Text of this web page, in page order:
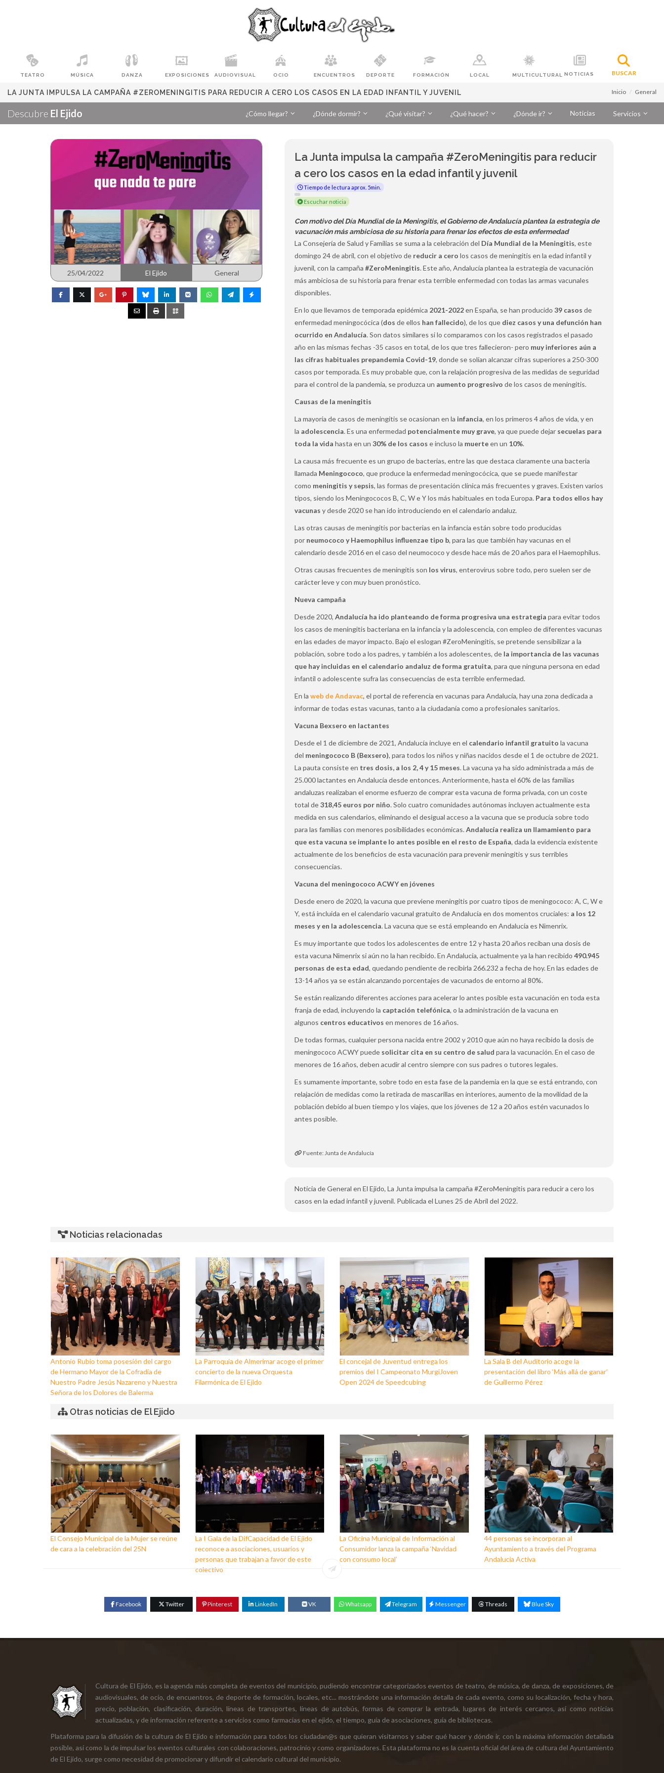
TEATRO MÚSICA DANZA EXPOSICIONES AUDIOVISUAL OCIO ENCUENTROS DEPORTE FORMACIÓN LOCAL MULTICULTURAL NOTICIAS BUSCAR
LA JUNTA IMPULSA LA CAMPAÑA #ZEROMENINGITIS PARA REDUCIR A CERO LOS CASOS EN LA EDAD INFANTIL Y JUVENIL Inicio General
Descubre El Ejido ¿Cómo llegar? ¿Dónde dormir? ¿Qué visitar? ¿Qué hacer? ¿Dónde ir? Noticias Servicios
25/04/2022 El Ejido General
La Junta impulsa la campaña #ZeroMeningitis para reducir
a cero los casos en la edad infantil y juvenil
Tiempo de lectura aprox. 5min.
Escuchar noticia
Con motivo del Día Mundial de la Meningitis, el Gobierno de Andalucía plantea la estrategia de
vacunación más ambiciosa de su historia para frenar los efectos de esta enfermedad
La Consejería de Salud y Familias se suma a la celebración del Día Mundial de la Meningitis, este
domingo 24 de abril, con el objetivo de reducir a cero los casos de meningitis en la edad infantil y
juvenil, con la campaña#ZeroMeningitis. Este año, Andalucía plantea la estrategia de vacunación
más ambiciosa de su historia para frenar esta terrible enfermedad con todas las armas vacunales
disponibles.
En lo que llevamos de temporada epidémica 2021-2022en España, se han producido39 casosde
enfermedad meningocócica (dosde ellos han fallecido), de los que diez casos y una defunción han
ocurrido en Andalucía. Son datos similares si lo comparamos con los casos registrados el pasado
año en las mismas fechas -35 casos en total, de los que tres fallecieron- pero muy inferiores aún a
las cifras habituales prepandemia Covid-19, donde se solían alcanzar cifras superiores a 250-300
casos por temporada. Es muy probable que, con la relajación progresiva de las medidas de seguridad
para el control de la pandemia, se produzca un aumento progresivo de los casos de meningitis.
Causas de la meningitis
La mayoría de casos de meningitis se ocasionan en la infancia, en los primeros 4 años de vida, y en
la adolescencia. Es una enfermedad potencialmente muy grave, ya que puede dejar secuelas para
toda la vida hasta en un30% de los casos e incluso la muerteen un 10%.
La causa más frecuente es un grupo de bacterias, entre las que destaca claramente una bacteria
llamada Meningococo, que produce la enfermedad meningocócica, que se puede manifestar
como meningitis y sepsis, las formas de presentación clínica más frecuentes y graves. Existen varios
tipos, siendo los Meningococos B, C, W e Y los más habituales en toda Europa. Para todos ellos hay
vacunas y desde 2020 se han ido introduciendo en el calendario andaluz.
Las otras causas de meningitis por bacterias en la infancia están sobre todo producidas
por neumococo y Haemophilus influenzae tipo b, para las que también hay vacunas en el
calendario desde 2016 en el caso del neumococo y desde hace más de 20 años para el Haemophilus.
Otras causas frecuentes de meningitis son los virus, enterovirus sobre todo, pero suelen ser de
carácter leve y con muy buen pronóstico.
Nueva campaña
Desde 2020,Andalucía ha ido planteando de forma progresiva una estrategia para evitar todos
los casos de meningitis bacteriana en la infancia y la adolescencia, con empleo de diferentes vacunas
en las edades de mayor impacto. Bajo el eslogan #ZeroMeningitis, se pretende sensibilizar a la
población, sobre todo a los padres, y también a los adolescentes, de la importancia de las vacunas
que hay incluidas en el calendario andaluz de forma gratuita, para que ninguna persona en edad
infantil o adolescente sufra las consecuencias de esta terrible enfermedad.
En laweb de Andavac, el portal de referencia en vacunas para Andalucía, hay una zona dedicada a
informar de todas estas vacunas, tanto a la ciudadanía como a profesionales sanitarios.
Vacuna Bexsero en lactantes
Desde el 1 de diciembre de 2021, Andalucía incluye en el calendario infantil gratuitola vacuna
del meningococo B (Bexsero), para todos los niños y niñas nacidos desde el 1 de octubre de 2021.
La pauta consiste en tres dosis, a los 2, 4 y 15 meses. La vacuna ya ha sido administrada a más de
25.000 lactantes en Andalucía desde entonces. Anteriormente, hasta el 60% de las familias
andaluzas realizaban el enorme esfuerzo de comprar esta vacuna de forma privada, con un coste
total de318,45 euros por niño. Solo cuatro comunidades autónomas incluyen actualmente esta
medida en sus calendarios, eliminando el desigual acceso a la vacuna que se producía sobre todo
para las familias con menores posibilidades económicas.Andalucía realiza un llamamiento para
que esta vacuna se implante lo antes posible en el resto de España, dada la evidencia existente
actualmente de los beneficios de esta vacunación para prevenir meningitis y sus terribles
consecuencias.
Vacuna del meningococo ACWY en jóvenes
Desde enero de 2020, la vacuna que previene meningitis por cuatro tipos de meningococo: A, C, W e
Y, está incluida en el calendario vacunal gratuito de Andalucía en dos momentos cruciales: a los 12
meses y en la adolescencia. La vacuna que se está empleando en Andalucía es Nimenrix.
Es muy importante que todos los adolescentes de entre 12 y hasta 20 años reciban una dosis de
esta vacuna Nimenrix si aún no la han recibido. En Andalucía, actualmente ya la han recibido490.945
personas de esta edad, quedando pendiente de recibirla 266.232 a fecha de hoy. En las edades de
13-14 años ya se están alcanzando porcentajes de vacunados de entorno al 80%.
Se están realizando diferentes acciones para acelerar lo antes posible esta vacunación en toda esta
franja de edad, incluyendo la captación telefónica, o la administración de la vacuna en
algunos centros educativos en menores de 16 años.
De todas formas, cualquier persona nacida entre 2002 y 2010 que aún no haya recibido la dosis de
meningococo ACWY puede solicitar cita en su centro de salud para la vacunación. En el caso de
menores de 16 años, deben acudir al centro siempre con sus padres o tutores legales.
Es sumamente importante, sobre todo en esta fase de la pandemia en la que se está entrando, con
relajación de medidas como la retirada de mascarillas en interiores, aumento de la movilidad de la
población debido al buen tiempo y los viajes, que los jóvenes de 12 a 20 años estén vacunados lo
antes posible.
Fuente: Junta de Andalucía
Noticia de General en El Ejido, La Junta impulsa la campaña #ZeroMeningitis para reducir a cero los
casos en la edad infantil y juvenil. Publicada el Lunes 25 de Abril del 2022.
Noticias relacionadas
Antonio Rubio toma posesión del cargo
de Hermano Mayor de la Cofradía de
Nuestro Padre Jesús Nazareno y Nuestra
Señora de los Dolores de Balerma
La Parroquia de Almerimar acoge el primer
concierto de la nueva Orquesta
Filarmónica de El Ejido
El concejal de Juventud entrega los
premios del I Campeonato MurgiJoven
Open 2024 de Speedcubing
La Sala B del Auditorio acoge la
presentación del libro ‘Más allá de ganar’
de Guillermo Pérez
Otras noticias de El Ejido
El Consejo Municipal de la Mujer se reúne
de cara a la celebración del 25N
La I Gala de la DifCapacidad de El Ejido
reconoce a asociaciones, usuarios y
personas que trabajan a favor de este
colectivo
La Oficina Municipal de Información al
Consumidor lanza la campaña ‘Navidad
con consumo local’
44 personas se incorporan al
Ayuntamiento a través del Programa
Andalucía Activa
Facebook Twitter Pinterest LinkedIn VK Whatsapp Telegram Messenger Threads Blue Sky
Cultura de El Ejido, es la agenda más completa de eventos del municipio, pudiendo encontrar categorizados eventos de teatro, de música, de danza, de exposiciones, de
audiovisuales, de ocio, de encuentros, de deporte de formación, locales, etc... mostrándote una información detalla de cada evento, como su localización, fecha y hora,
precio, población, clasificación, duración, líneas de transportes, líneas de autobús, formas de comprar la entrada, lugares de interés cercanos, así como noticias
actualizadas, y de información referente a servicios como farmacias en el ejido, el tiempo, guía de asociaciones, guía de bibliotecas.
Plataforma para la difusión de la cultura de El Ejido e información para todos los ciudadan@s que quieran visitarnos y saber qué hacer y dónde ir, con la máxima información detallada
posible, así como la de impulsar los eventos culturales con colaboraciones, patrocinio y como organizadores. Esta plataforma no es la cuenta oficial del área de cultura del Ayuntamiento
de El Ejido, surge como necesidad de promocionar y difundir el calendario cultural del municipio.